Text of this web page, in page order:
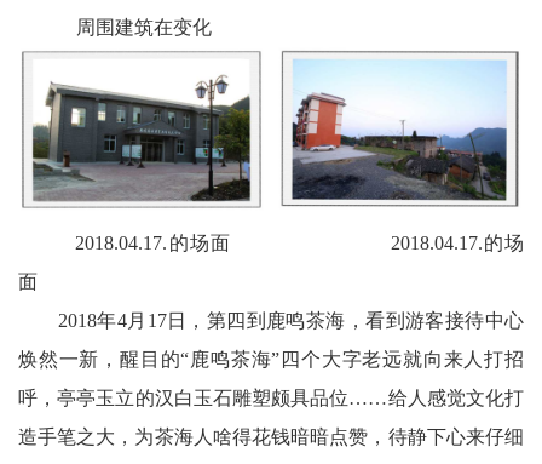
周围建筑在变化
2018.04.17.的场面 2018.04.17.的场
面
2018年4月17日，第四到鹿鸣茶海，看到游客接待中心
焕然一新，醒目的“鹿鸣茶海”四个大字老远就向来人打招
呼，亭亭玉立的汉白玉石雕塑颇具品位……给人感觉文化打
造手笔之大，为茶海人啥得花钱暗暗点赞，待静下心来仔细